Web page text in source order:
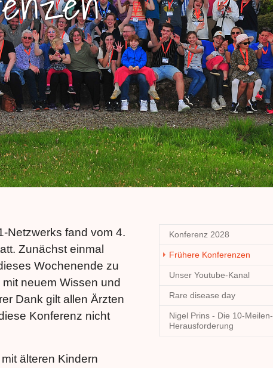
Netzwerks fand vom 4.
Zunächst einmal
Wochenende zu
neuem Wissen und
Dank gilt allen Ärzten
Konferenz nicht
älteren Kindern
Konferenz 2028
Frühere Konferenzen
Unser Youtube-Kanal
Rare disease day
Nigel Prins - Die 10-Meilen-
Herausforderung